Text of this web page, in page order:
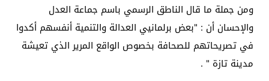
ومن جملة ما قال الناطق الرسمي باسم جماعة العدل
والإحسان أن : "بعض برلمانيي العدالة والتنمية أنفسهم أكدوا
في تصريحاتهم للصحافة بخصوص الواقع المرير الذي تعيشة
مدينة تازة " .